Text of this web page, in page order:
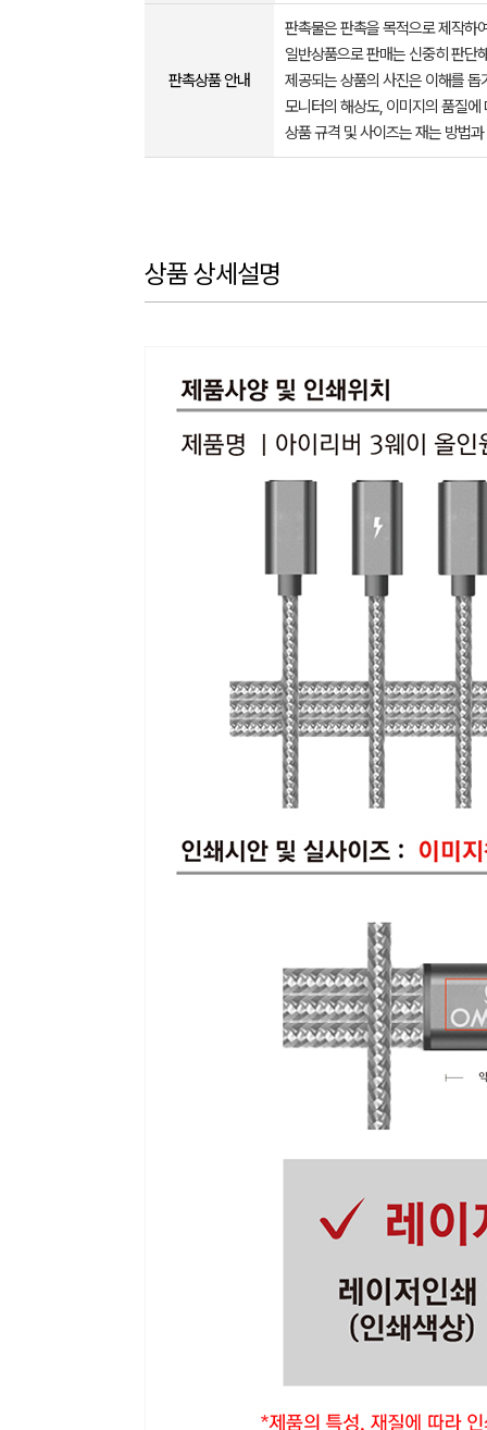
판촉상품 안내
판촉물은 판촉을 목적으로 제작하
일반상품으로 판매는 신중히 판단
제공되는 상품의 사진은 이해를
모니터의 해상도, 이미지의 품질
상품 규격 및 사이즈는 재는 방법
상품 상세설명